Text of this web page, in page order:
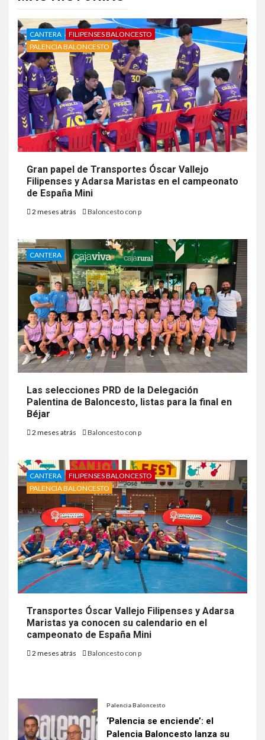
CANTERA
FILIPENSES BALONCESTO
PALENCIA BALONCESTO
Gran papel de Transportes Óscar Vallejo
Filipenses y Adarsa Maristas en el campeonato
de España Mini
2 meses atrás Baloncesto con p
CANTERA
Las selecciones PRD de la Delegación
Palentina de Baloncesto, listas para la final en
Béjar
2 meses atrás Baloncesto con p
CANTERA
FILIPENSES BALONCESTO
PALENCIA BALONCESTO
Transportes Óscar Vallejo Filipenses y Adarsa
Maristas ya conocen su calendario en el
campeonato de España Mini
2 meses atrás Baloncesto con p
Palencia Baloncesto
‘Palencia se enciende’: el
Palencia Baloncesto lanza su